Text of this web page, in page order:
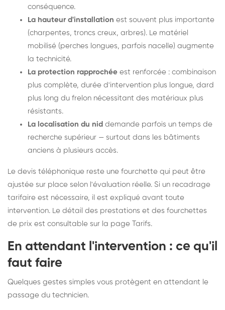
conséquence.
La hauteur d'installation est souvent plus importante
(charpentes, troncs creux, arbres). Le matériel
mobilisé (perches longues, parfois nacelle) augmente
la technicité.
La protection rapprochée est renforcée : combinaison
plus complète, durée d'intervention plus longue, dard
plus long du frelon nécessitant des matériaux plus
résistants.
La localisation du nid demande parfois un temps de
recherche supérieur — surtout dans les bâtiments
anciens à plusieurs accès.
Le devis téléphonique reste une fourchette qui peut être
ajustée sur place selon l'évaluation réelle. Si un recadrage
tarifaire est nécessaire, il est expliqué avant toute
intervention. Le détail des prestations et des fourchettes
de prix est consultable sur la page Tarifs.
En attendant l'intervention : ce qu'il
faut faire
Quelques gestes simples vous protègent en attendant le
passage du technicien.